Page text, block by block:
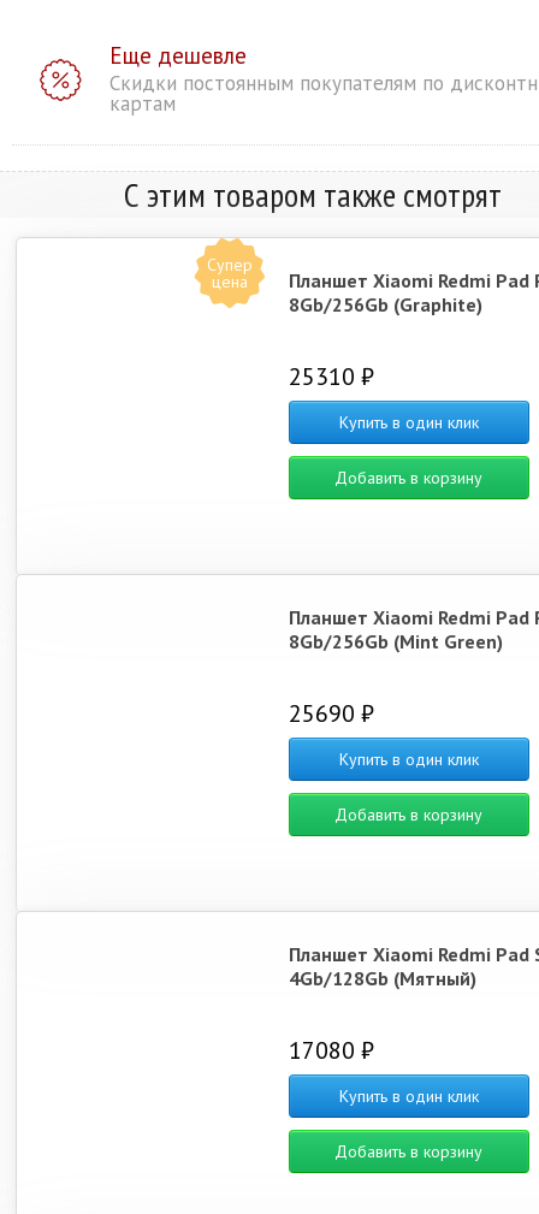
Еще дешевле
Скидки постоянным покупателям по
картам
С этим товаром также смотрят
Супер
цена
Планшет Xiaomi Redmi Pad
8Gb/256Gb (Graphite)
25310 ₽
Купить в один клик
Добавить в корзину
Планшет Xiaomi Redmi Pad
8Gb/256Gb (Mint Green)
25690 ₽
Купить в один клик
Добавить в корзину
Планшет Xiaomi Redmi Pad
4Gb/128Gb (Мятный)
17080 ₽
Купить в один клик
Добавить в корзину